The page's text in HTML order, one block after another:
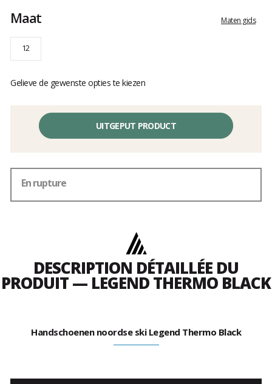
Maat Maten gids
12
Gelieve de gewenste opties te kiezen
UITGEPUT PRODUCT
En rupture
DESCRIPTION DÉTAILLÉE DU
PRODUIT — LEGEND THERMO BLACK
Handschoenen noordse ski Legend Thermo Black